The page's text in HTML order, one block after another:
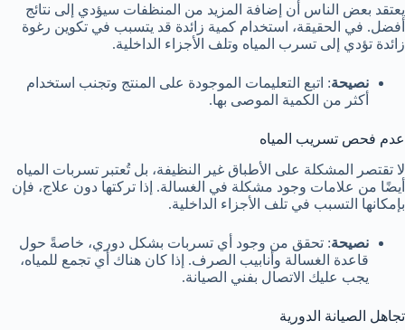
يعتقد بعض الناس أن إضافة المزيد من المنظفات سيؤدي إلى نتائج
أفضل. في الحقيقة، استخدام كمية زائدة قد يتسبب في تكوين رغوة
زائدة تؤدي إلى تسرب المياه وتلف الأجزاء الداخلية.
نصيحة: اتبع التعليمات الموجودة على المنتج وتجنب استخدام
أكثر من الكمية الموصى بها.
عدم فحص تسريب المياه
لا تقتصر المشكلة على الأطباق غير النظيفة، بل تُعتبر تسربات المياه
أيضًا من علامات وجود مشكلة في الغسالة. إذا تركتها دون علاج، فإن
بإمكانها التسبب في تلف الأجزاء الداخلية.
نصيحة: تحقق من وجود أي تسربات بشكل دوري، خاصةً حول
قاعدة الغسالة وأنابيب الصرف. إذا كان هناك أي تجمع للمياه،
يجب عليك الاتصال بفني الصيانة.
تجاهل الصيانة الدورية